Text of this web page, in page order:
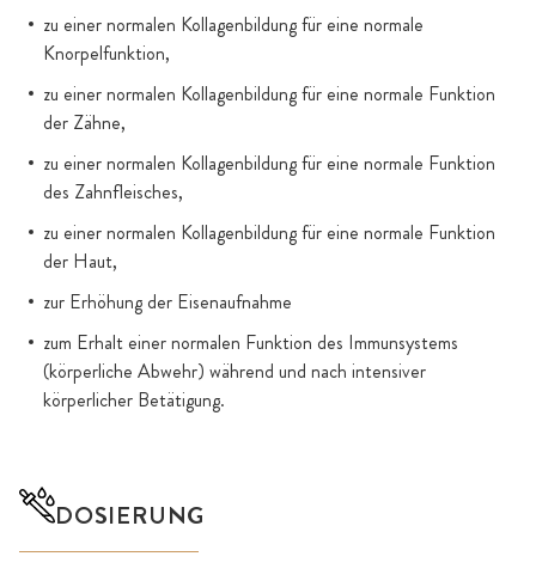
zu einer normalen Kollagenbildung für eine normale
Knorpelfunktion,
zu einer normalen Kollagenbildung für eine normale Funktion
der Zähne,
zu einer normalen Kollagenbildung für eine normale Funktion
des Zahnfleisches,
zu einer normalen Kollagenbildung für eine normale Funktion
der Haut,
zur Erhöhung der Eisenaufnahme
zum Erhalt einer normalen Funktion des Immunsystems
(körperliche Abwehr) während und nach intensiver
körperlicher Betätigung.
DOSIERUNG